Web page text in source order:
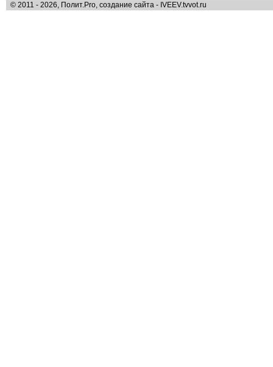
© 2011 - 2026, Полит.Pro, создание сайта - IVEEV.tvvot.ru